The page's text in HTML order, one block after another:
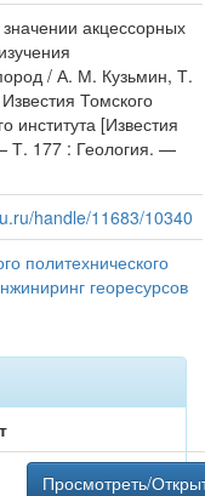
акцессорных
/ А. М. Кузьмин, Т.
Томского
института [Известия
177 : Геология. —
handle/11683/10340
политехнического
георесурсов
Просмотреть/